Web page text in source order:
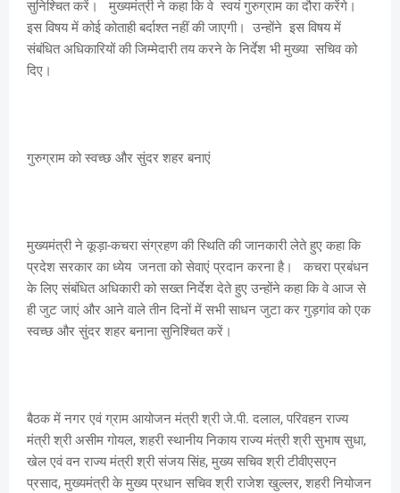
सुनिश्चित करें। मुख्यमंत्री ने कहा कि वे स्वयं गुरुग्राम का दौरा करेंगे।
इस विषय में कोई कोताही बर्दाश्त नहीं की जाएगी। उन्होंने इस विषय में
संबंधित अधिकारियों की जिम्मेदारी तय करने के निर्देश भी मुख्या सचिव को
दिए।
गुरुग्राम को स्वच्छ और सुंदर शहर बनाएं
मुख्यमंत्री ने कूड़ा-कचरा संग्रहण की स्थिति की जानकारी लेते हुए कहा कि
प्रदेश सरकार का ध्येय जनता को सेवाएं प्रदान करना है। कचरा प्रबंधन
के लिए संबंधित अधिकारी को सख्त निर्देश देते हुए उन्होंने कहा कि वे आज से
ही जुट जाएं और आने वाले तीन दिनों में सभी साधन जुटा कर गुड़गांव को एक
स्वच्छ और सुंदर शहर बनाना सुनिश्चित करें।
बैठक में नगर एवं ग्राम आयोजन मंत्री श्री जे.पी. दलाल, परिवहन राज्य
मंत्री श्री असीम गोयल, शहरी स्थानीय निकाय राज्य मंत्री श्री सुभाष सुधा,
खेल एवं वन राज्य मंत्री श्री संजय सिंह, मुख्य सचिव श्री टीवीएसएन
प्रसाद, मुख्यमंत्री के मुख्य प्रधान सचिव श्री राजेश खुल्लर, शहरी नियोजन